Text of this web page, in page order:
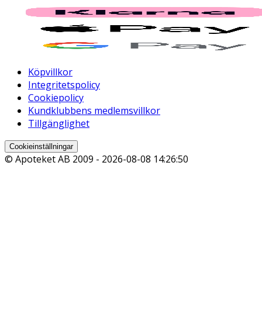
Köpvillkor
Integritetspolicy
Cookiepolicy
Kundklubbens medlemsvillkor
Tillgänglighet
Cookieinställningar
© Apoteket AB 2009 - 2026-08-08 14:26:50